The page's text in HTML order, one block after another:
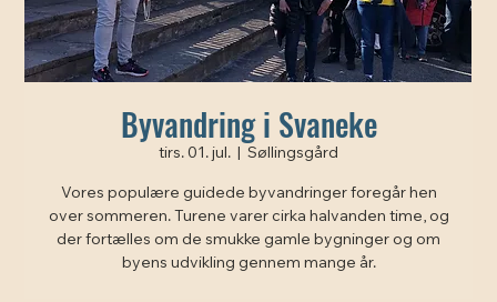
Byvandring i Svaneke
tirs. 01. jul. Søllingsgård
Vores populære guidede byvandringer foregår hen
over sommeren. Turene varer cirka halvanden time, og
der fortælles om de smukke gamle bygninger og om
byens udvikling gennem mange år.